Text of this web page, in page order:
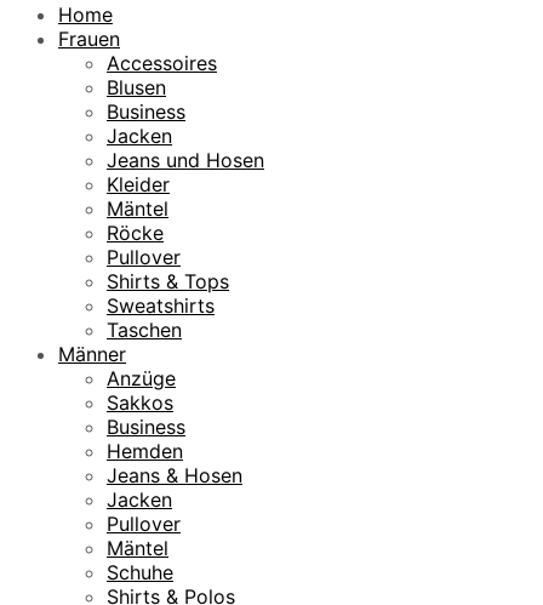
Home
Frauen
Accessoires
Blusen
Business
Jacken
Jeans und Hosen
Kleider
Mäntel
Röcke
Pullover
Shirts & Tops
Sweatshirts
Taschen
Männer
Anzüge
Sakkos
Business
Hemden
Jeans & Hosen
Jacken
Pullover
Mäntel
Schuhe
Shirts & Polos